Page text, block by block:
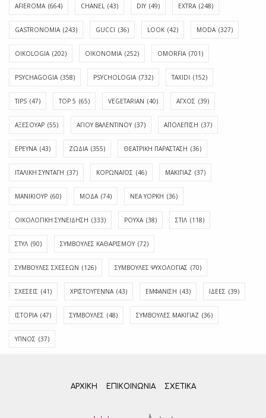
AFIEROMA (664) CHANEL (43) DIY (49) EXTRA (248)
GASTRONOMIA (243) GUCCI (36) LOOK (42) MODA (327)
OIKOLOGIA (202) OIKONOMIA (252) OMORFIA (701)
PSYCHAGOGIA (358) PSYCHOLOGIA (732) TAXIDI (152)
TIPS (47) TOP 5 (65) VEGETARIAN (40) ΑΓΧΟΣ (39)
ΑΞΕΣΟΥΑΡ (55) ΑΓΊΟΥ ΒΑΛΕΝΤΊΝΟΥ (37) ΑΠΟΛΈΠΙΣΗ (37)
ΕΡΕΥΝΑ (43) ΖΩΔΙΑ (355) ΘΕΑΤΡΙΚΗ ΠΑΡΑΣΤΑΣΗ (36)
ΙΤΑΛΙΚΗ ΣΥΝΤΑΓΗ (37) ΚΟΡΩΝΑΪΟΣ (46) ΜΑΚΙΓΙΑΖ (37)
ΜΑΝΙΚΙΟΥΡ (60) ΜΟΔΑ (74) ΝΕΑ ΥΟΡΚΗ (36)
ΟΙΚΟΛΟΓΙΚΗ ΣΥΝΕΙΔΗΣΗ (333) ΡΟΥΧΑ (38) ΣΤΙΛ (118)
ΣΤΥΛ (90) ΣΥΜΒΟΥΛΕΣ ΚΑΘΑΡΙΣΜΟΥ (72)
ΣΥΜΒΟΥΛΕΣ ΣΧΕΣΕΩΝ (126) ΣΥΜΒΟΥΛΕΣ ΨΥΧΟΛΟΓΙΑΣ (70)
ΣΧΕΣΕΙΣ (41) ΧΡΙΣΤΟΥΓΕΝΝΑ (43) ΕΜΦΆΝΙΣΗ (43) ΙΔΈΕΣ (39)
ΙΣΤΟΡΊΑ (47) ΣΥΜΒΟΥΛΈΣ (48) ΣΥΜΒΟΥΛΈΣ ΜΑΚΙΓΙΆΖ (36)
ΎΠΝΟΣ (37)
ΑΡΧΙΚΗ ΕΠΙΚΟΙΝΩΝΊΑ ΣΧΕΤΙΚΆ